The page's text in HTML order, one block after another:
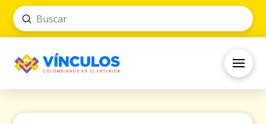
Search
Submit